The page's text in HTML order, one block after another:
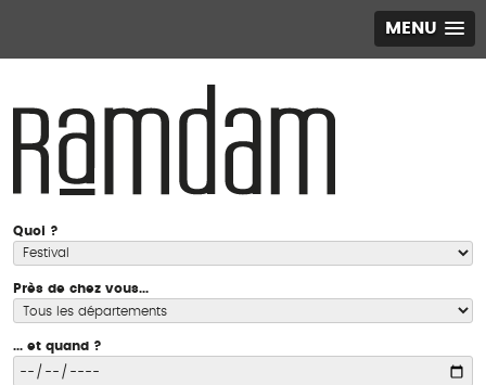
MENU
Quoi ?
Près de chez vous...
... et quand ?